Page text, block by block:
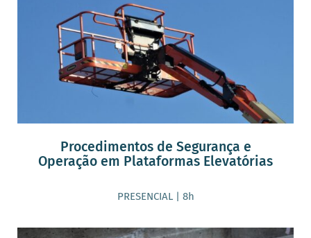
Procedimentos de Segurança e
Operação em Plataformas Elevatórias
PRESENCIAL | 8h